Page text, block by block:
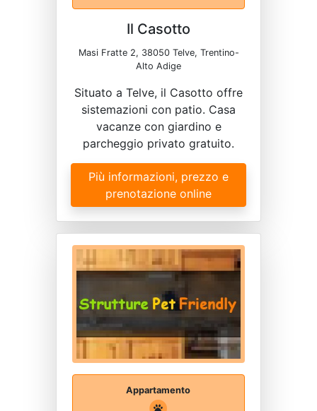
Il Casotto
Masi Fratte 2, 38050 Telve, Trentino-
Alto Adige
Situato a Telve, il Casotto offre
sistemazioni con patio. Casa
vacanze con giardino e
parcheggio privato gratuito.
Più informazioni, prezzo e
prenotazione online
Appartamento